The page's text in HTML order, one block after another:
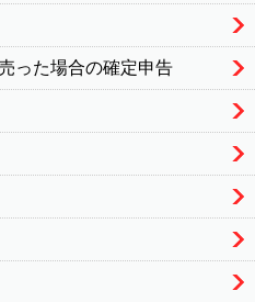
った場合の確定申告